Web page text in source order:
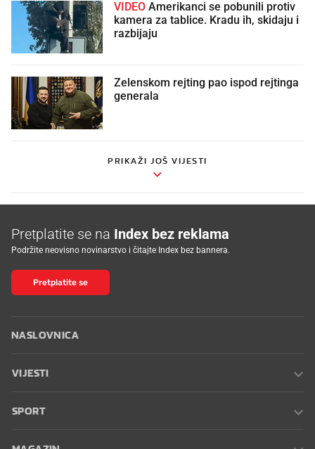
VIDEO
kamera za tablice. Kradu ih, skidaju i
razbijaju
Zelenskom rejting pao ispod rejtinga
generala
PRIKAŽI JOŠ VIJESTI
Pretplatite se na Index bez reklama
Podržite neovisno novinarstvo i čitajte Index bez bannera.
Pretplatite se
NASLOVNICA
VIJESTI
SPORT